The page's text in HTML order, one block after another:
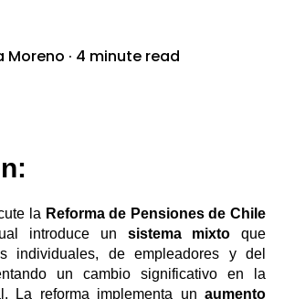
Moreno · 4 minute read
la Reforma de Pensiones de Chile
introduce un sistema mixto que
individuales, de empleadores y del
un cambio significativo en la
La reforma implementa un aumento